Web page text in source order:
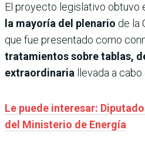
El proyecto legislativo obtuvo
la mayoría del plenario de la
que fue presentado como
tratamientos sobre tablas,
extraordinaria
llevada a
Le puede interesar:
del Ministerio de Energía